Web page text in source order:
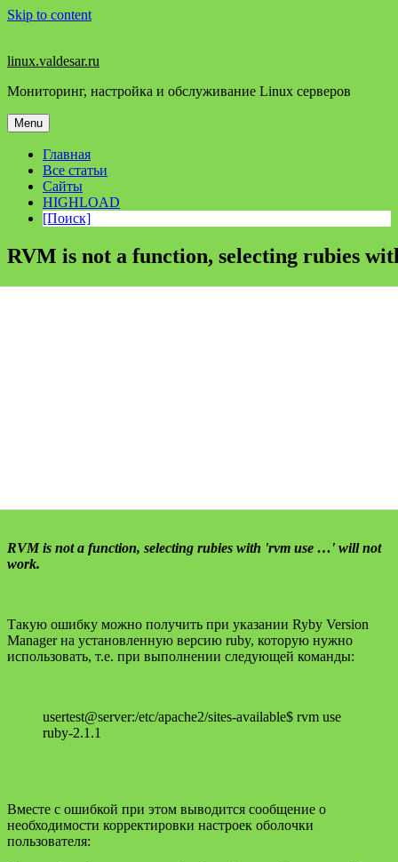
Skip to content
linux.valdesar.ru
Мониторинг, настройка и обслуживание Linux серверов
Menu
Главная
Все статьи
Сайты
HIGHLOAD
[Поиск]
RVM is not a function, selecting rubies
RVM is not a function, selecting rubies with 'rvm use …' will not
work.
Такую ошибку можно получить при указании Ryby Version
Manager на установленную версию ruby, которую нужно
использовать, т.е. при выполнении следующей команды:
usertest@server:/etc/apache2/sites-available$ rvm use
ruby-2.1.1
Вместе с ошибкой при этом выводится сообщение о
необходимости корректировки настроек оболочки
пользователя: